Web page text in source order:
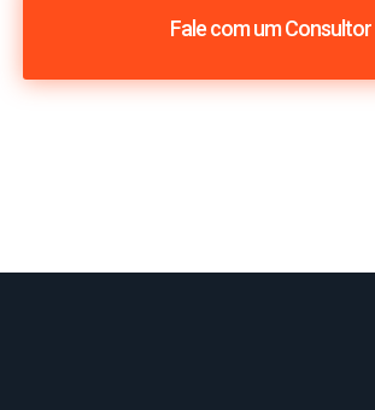
Fale com um Consultor